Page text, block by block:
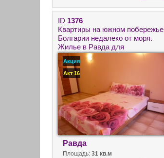
ID 1376
Квартиры на южном побережье
Болгарии недалеко от моря.
Жилье в Равда для
круглогодичного проживания.
Акция
Акт 16
Равда
Площадь: 31 кв.м